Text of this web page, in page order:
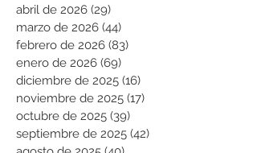
abril de 2026 (29)
marzo de 2026 (44)
febrero de 2026 (83)
enero de 2026 (69)
diciembre de 2025 (16)
noviembre de 2025 (17)
octubre de 2025 (39)
septiembre de 2025 (42)